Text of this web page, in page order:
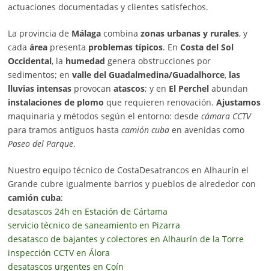
actuaciones documentadas y clientes satisfechos.
La provincia de Málagacombina zonas urbanas y rurales, y
cada áreapresenta problemas típicos. En Costa del Sol
Occidental, la humedad genera obstrucciones por
sedimentos; en valle del Guadalmedina/Guadalhorce, las
lluvias intensasprovocan atascos; y en El Perchelabundan
instalaciones de plomo que requieren renovación. Ajustamos
maquinaria y métodos según el entorno: desde cámara CCTV
para tramos antiguos hasta camión cubaen avenidas como
Paseo del Parque.
Nuestro equipo técnico de CostaDesatrancos en Alhaurín el
Grande cubre igualmente barrios y pueblos de alrededor con
camión cuba:
desatascos 24h en Estación de Cártama
servicio técnico de saneamiento en Pizarra
desatasco de bajantes y colectores en Alhaurín de la Torre
inspección CCTV en Álora
desatascos urgentes en Coín